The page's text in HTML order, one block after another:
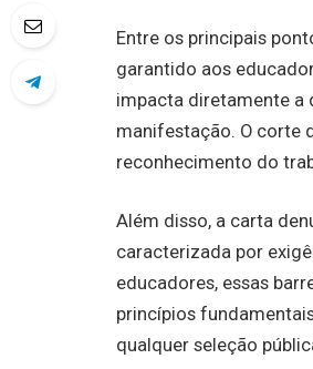
Entre os principais
garantido aos
impacta diretamente a
manifestação. O corte
reconhecimento do
Além disso, a carta
caracterizada por
educadores, essas
princípios
qualquer seleção